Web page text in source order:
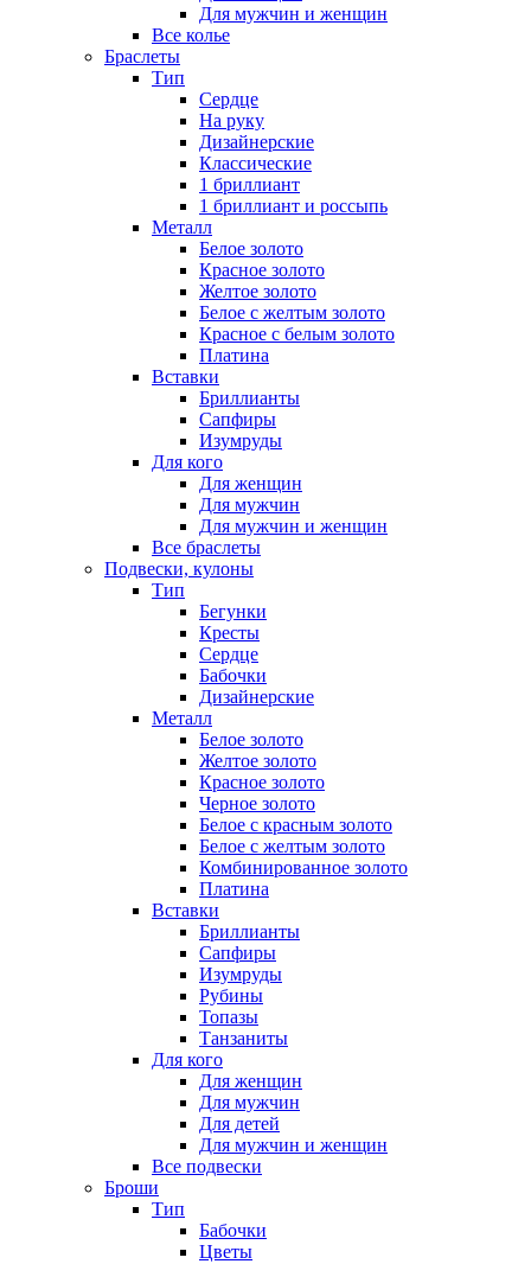
Для мужчин и женщин
Все колье
Браслеты
Тип
Сердце
На руку
Дизайнерские
Классические
1 бриллиант
1 бриллиант и россыпь
Металл
Белое золото
Красное золото
Желтое золото
Белое с желтым золото
Красное с белым золото
Платина
Вставки
Бриллианты
Сапфиры
Изумруды
Для кого
Для женщин
Для мужчин
Для мужчин и женщин
Все браслеты
Подвески, кулоны
Тип
Бегунки
Кресты
Сердце
Бабочки
Дизайнерские
Металл
Белое золото
Желтое золото
Красное золото
Черное золото
Белое с красным золото
Белое с желтым золото
Комбинированное золото
Платина
Вставки
Бриллианты
Сапфиры
Изумруды
Рубины
Топазы
Танзаниты
Для кого
Для женщин
Для мужчин
Для детей
Для мужчин и женщин
Все подвески
Броши
Тип
Бабочки
Цветы